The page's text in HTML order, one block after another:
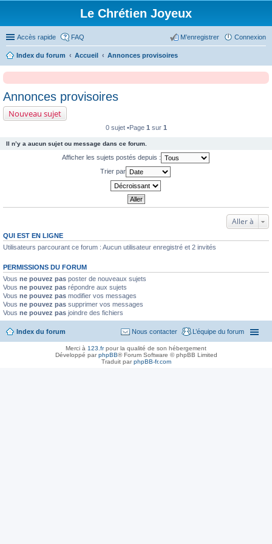
Le Chrétien Joyeux
Accès rapide FAQ Connexion
M’enregistrer
Index du forum Accueil Annonces provisoires
Annonces provisoires
Nouveau sujet
0 sujet •Page 1 sur 1
Il n’y a aucun sujet ou message dans ce forum.
Afficher les sujets postés depuis :
Trier par
Aller à
QUI EST EN LIGNE
Utilisateurs parcourant ce forum : Aucun utilisateur enregistré et 2 invités
PERMISSIONS DU FORUM
Vous ne pouvez pas poster de nouveaux sujets
Vous ne pouvez pas répondre aux sujets
Vous ne pouvez pas modifier vos messages
Vous ne pouvez pas supprimer vos messages
Vous ne pouvez pas joindre des fichiers
Index du forum L’équipe du forum
Nous contacter
Merci à 123.frpour la qualité de son hébergement
Développé parphpBB® Forum Software © phpBB Limited
Traduit parphpBB-fr.com